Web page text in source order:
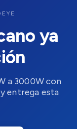
ya
a 3000W con
entrega esta